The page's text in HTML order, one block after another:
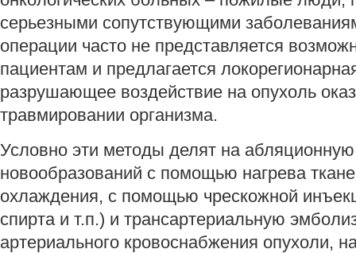
серьезными сопутствующими
операции часто не представляется
пациентам и предлагается
разрушающее воздействие на опухоль
травмировании организма.
Условно эти методы делят на
новообразований с помощью нагрева
охлаждения, с помощью чрескожной
спирта и т.п.) и трансартериальную
артериального кровоснабжения опухоли,